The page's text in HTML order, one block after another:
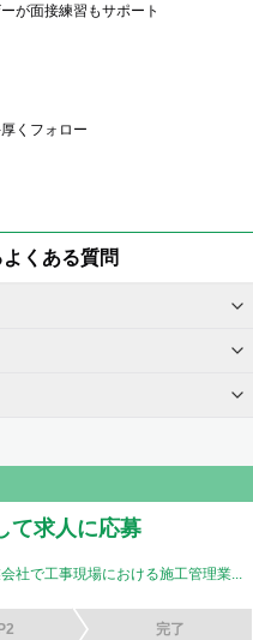
が面接練習もサポート
くフォロー
くある質問
て求人に応募
社で工事現場における施工管理業...
完了